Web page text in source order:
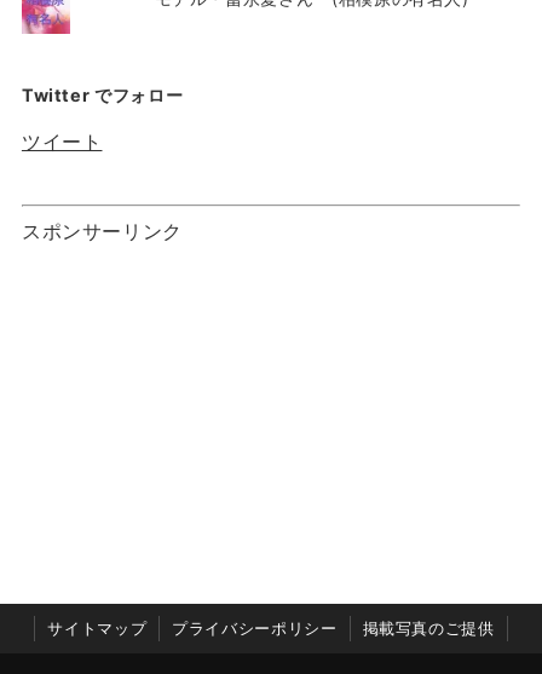
Twitter でフォロー
ツイート
スポンサーリンク
サイトマップ プライバシーポリシー 掲載写真のご提供